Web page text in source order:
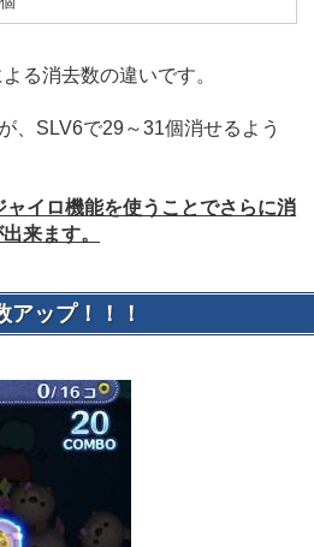
る消去数の違いです。
、SLV6で29～31個消せるよう
ャイロ機能を使うことでさらに消
来ます。
アップ！！！